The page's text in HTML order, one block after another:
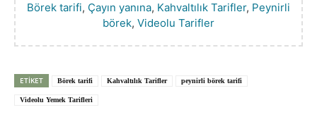
Börek tarifi, Çayın yanına, Kahvaltılık Tarifler, Peynirli
börek, Videolu Tarifler
ETIKET Börek tarifi Kahvaltılık Tarifler peynirli börek tarifi
Videolu Yemek Tarifleri